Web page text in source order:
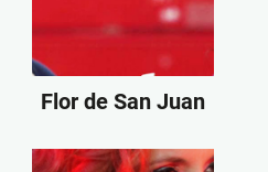
Flor de San Juan